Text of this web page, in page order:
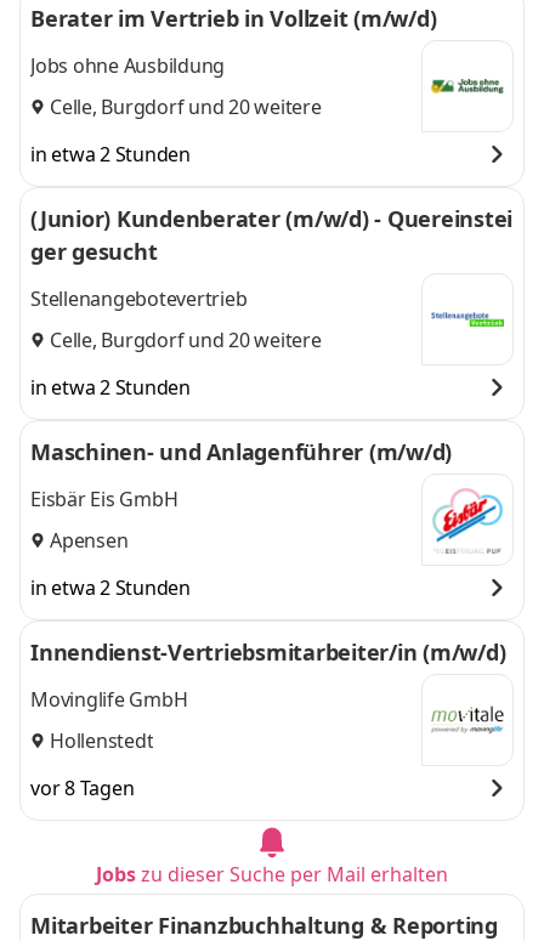
Berater im Vertrieb in Vollzeit (m/w/d)
Jobs ohne Ausbildung
Celle, Burgdorfund 20 weitere
in etwa 2 Stunden
(Junior) Kundenberater (m/w/d) - Quereinstei
ger gesucht
Stellenangebotevertrieb
Celle, Burgdorfund 20 weitere
in etwa 2 Stunden
Maschinen- und Anlagenführer (m/w/d)
Eisbär Eis GmbH
Apensen
in etwa 2 Stunden
Innendienst-Vertriebsmitarbeiter/in (m/w/d)
Movinglife GmbH
Hollenstedt
vor 8 Tagen
Jobszu dieser Suche per Mail erhalten
Mitarbeiter Finanzbuchhaltung & Reporting